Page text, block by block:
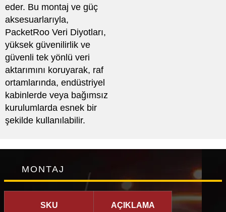
eder. Bu montaj ve güç
aksesuarlarıyla,
PacketRoo Veri Diyotları,
yüksek güvenilirlik ve
güvenli tek yönlü veri
aktarımını koruyarak, raf
ortamlarında, endüstriyel
kabinlerde veya bağımsız
kurulumlarda esnek bir
şekilde kullanılabilir.
MONTAJ
SKU AÇIKLAMA